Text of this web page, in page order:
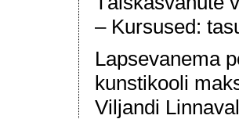
– Kursused:
Lapsevanema
kunstikooli
Viljandi